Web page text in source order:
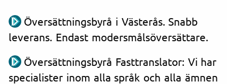
Översättningsbyrå i Västerås. Snabb
leverans. Endast modersmålsöversättare.
Översättningsbyrå Fasttranslator: Vi har
specialister inom alla språk och alla ämnen